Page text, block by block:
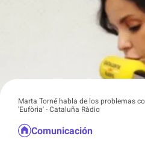
Marta Torné habla de los problemas
'Eufòria' - Cataluña Ràdio
Comunicación